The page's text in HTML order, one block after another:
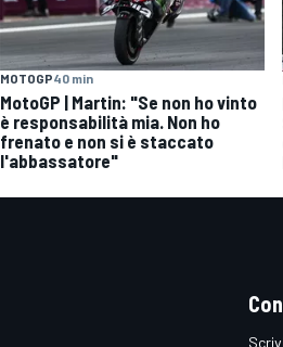
MOTOGP40 min
MotoGP | Martin: "Se non ho vinto
è responsabilità mia. Non ho
frenato e non si è staccato
l'abbassatore"